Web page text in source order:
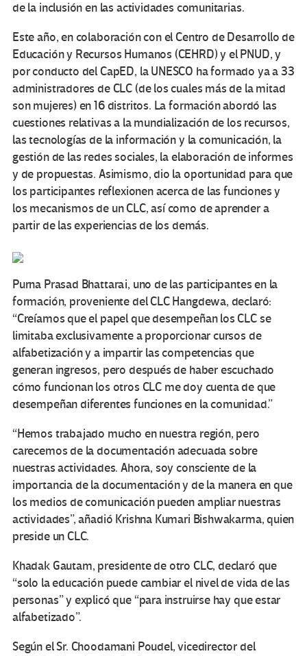
de la inclusión en las actividades comunitarias.
Este año, en colaboración con el Centro de Desarrollo de
Educación y Recursos Humanos (CEHRD) y el PNUD, y
por conducto del CapED, la UNESCO ha formado ya a 33
administradores de CLC (de los cuales más de la mitad
son mujeres) en 16 distritos. La formación abordó las
cuestiones relativas a la mundialización de los recursos,
las tecnologías de la información y la comunicación, la
gestión de las redes sociales, la elaboración de informes
y de propuestas. Asimismo, dio la oportunidad para que
los participantes reflexionen acerca de las funciones y
los mecanismos de un CLC, así como de aprender a
partir de las experiencias de los demás.
Purna Prasad Bhattarai, uno de las participantes en la
formación, proveniente del CLC Hangdewa, declaró:
“Creíamos que el papel que desempeñan los CLC se
limitaba exclusivamente a proporcionar cursos de
alfabetización y a impartir las competencias que
generan ingresos, pero después de haber escuchado
cómo funcionan los otros CLC me doy cuenta de que
desempeñan diferentes funciones en la comunidad.”
“Hemos trabajado mucho en nuestra región, pero
carecemos de la documentación adecuada sobre
nuestras actividades. Ahora, soy consciente de la
importancia de la documentación y de la manera en que
los medios de comunicación pueden ampliar nuestras
actividades”, añadió Krishna Kumari Bishwakarma, quien
preside un CLC.
Khadak Gautam, presidente de otro CLC, declaró que
“solo la educación puede cambiar el nivel de vida de las
personas” y explicó que “para instruirse hay que estar
alfabetizado”.
Según el Sr. Choodamani Poudel, vicedirector del